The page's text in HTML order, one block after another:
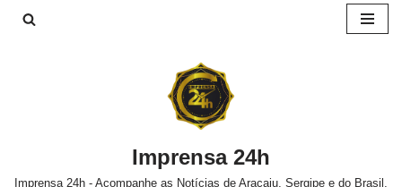
Imprensa 24h
Imprensa 24h - Acompanhe as Notícias de Aracaju, Sergipe e do Brasil,